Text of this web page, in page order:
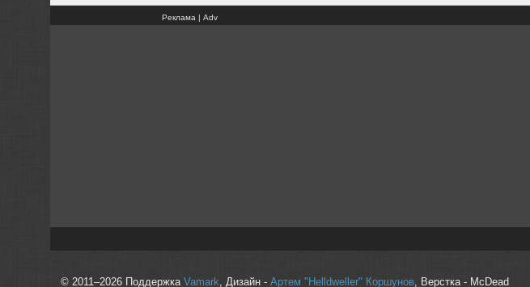
Реклама | Adv
© 2011–2026 Поддержка Vamark, Дизайн - Артем "Helldweller" Коршунов, Верстка - McDead